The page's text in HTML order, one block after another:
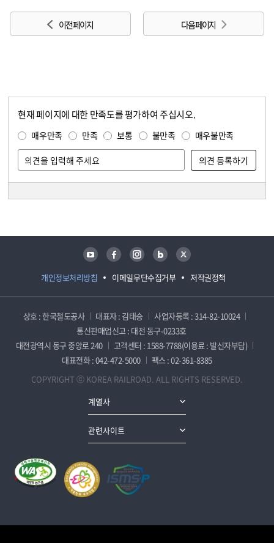
이전 페이지 다음 페이지
현재 페이지에 대한 만족도를 평가하여 주십시오.
매우만족 만족 보통 불만족 매우불만족
개인정보처리방침 이메일무단수집거부 저작권정책
유튜브 페이스북 인스타그램 블로그 트위터
상호 : 한국철도공사 대표자 : 김태승
사업자등록 : 314-82-10024
통신판매업신고 : 대전 동구-0233호
대전광역시 동구 중앙로 240
고객센터 : 1588-7788(이용료 : 발신자부담)
대표전화 : 042-472-5000
팩스 : 02-361-8385
COPYRIGHT ⓒ KOREA RAILROAD. ALL RIGHTS RESERVED.
계열사
관련사이트